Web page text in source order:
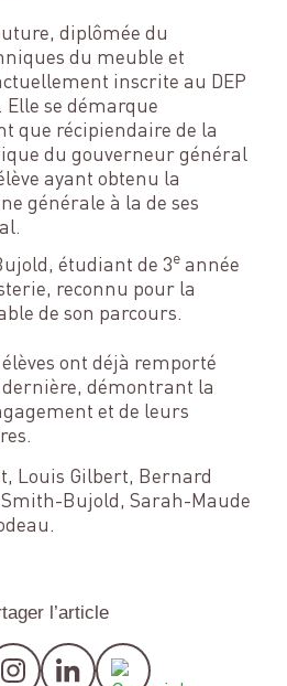
diplômée du
du meuble et
inscrite au DEP
se démarque
que récipiendaire de la
du gouverneur général
ayant obtenu la
générale à la de ses
étudiant de 3e année
reconnu pour la
de son parcours.
ont déjà remporté
dernière, démontrant la
et de leurs
Louis Gilbert, Bernard
Bujold, Sarah-Maude
l’article